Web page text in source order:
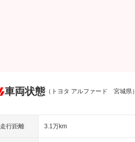
車両状態 （トヨタ アルファード 宮城県）
走行距離 3.1万km